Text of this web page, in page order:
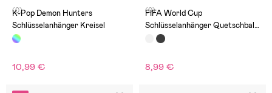
(0)
K-Pop Demon Hunters
Schlüsselanhänger Kreisel
10,99 €
(0)
FIFA World Cup
Schlüsselanhänger Quetschball,
Weiß
8,99 €